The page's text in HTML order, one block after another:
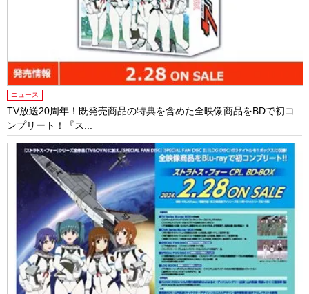
ニュース
TV放送20周年！既発売商品の特典を含めた全映像商品をBDで初コ
ンプリート！『ス...